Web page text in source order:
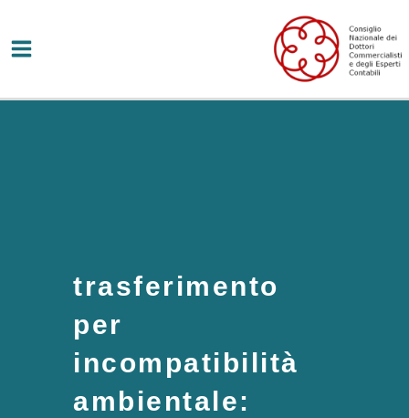
contenuto
trasferimento
per
incompatibilità
ambientale: